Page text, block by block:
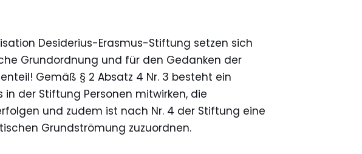
Desiderius-Erasmus-Stiftung setzen sich
Grundordnung und für den Gedanken der
Gemäß § 2 Absatz 4 Nr. 3 besteht ein
der Stiftung Personen mitwirken, die
und zudem ist nach Nr. 4 der Stiftung eine
Grundströmung zuzuordnen.